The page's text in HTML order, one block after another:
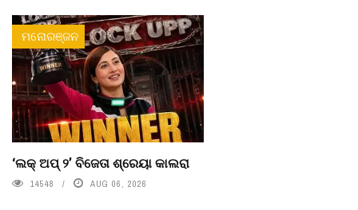
ମନୋରଞ୍ଜନ
‘ଲକ୍ ଅପ୍ ୨’ ବିଜେତା ଶ୍ରେୟା କାଲରା
14548 AUG 06, 2026